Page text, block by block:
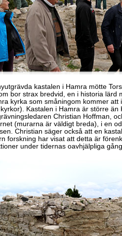
kastalen i Hamra mötte
bor strax bredvid, en i historia lärd
kyrka som småningom kommer att
Kastalen i Hamra är större än
Christian Hoffman,
(murarna är väldigt breda), i en
Christian säger också att en
forskning har visat att detta är
under tidernas oavhjälpliga